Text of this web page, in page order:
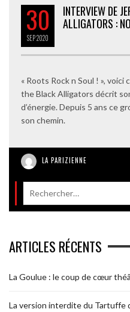
30
SEP2020
INTERVIEW DE
ALLIGATORS :
« Roots Rock n Soul ! »,
the Black Alligators décrit
d’énergie. Depuis 5 ans ce
son chemin.
LA PARIZIENNE
ARTICLES RÉCENTS
La Goulue : le coup de cœur
La version interdite du Tartuffe